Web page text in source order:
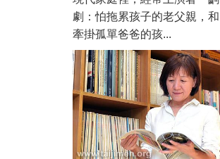
劇：怕拖累孩子的老父親，和
牽掛孤單爸爸的孩...